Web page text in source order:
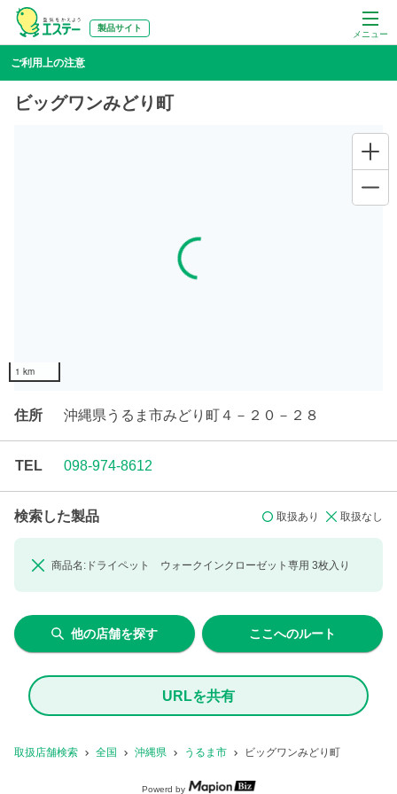
メニュー
製品サイト
取扱店舗検索 全国 沖縄県 うるま市 ビッグワンみどり町
ご利用上の注意
ビッグワンみどり町
住所 沖縄県うるま市みどり町４－２０－２８
TEL 098-974-8612
検索した製品 取扱あり 取扱なし
商品名: ドライペット ウォークインクローゼット専用 3枚入り
他の店舗を探す ここへのルート
URLを共有
Loading...
1 km
Powerd by